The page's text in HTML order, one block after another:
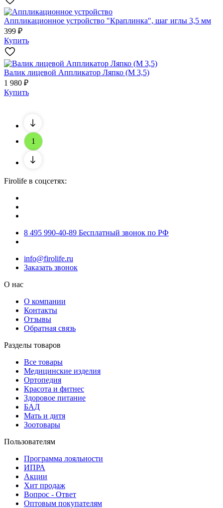
Аппликационное устройство "Краплинка", шаг иглы 3,5 мм
399 ₽
Купить
Валик лицевой Аппликатор Ляпко (М 3,5)
1 980 ₽
Купить
1
Firolife в соцсетях:
8 495 990-40-89 Бесплатный звонок по РФ
info@firolife.ru
Заказать звонок
О нас
О компании
Контакты
Отзывы
Обратная связь
Разделы товаров
Все товары
Медицинские изделия
Ортопедия
Красота и фитнес
Здоровое питание
БАД
Мать и дитя
Зоотовары
Пользователям
Программа лояльности
ИПРА
Акции
Хит продаж
Вопрос - Ответ
Оптовым покупателям